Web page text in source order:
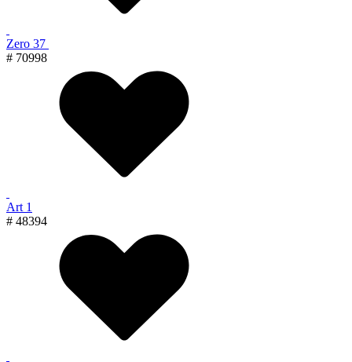
Zero 37
# 70998
Art 1
# 48394